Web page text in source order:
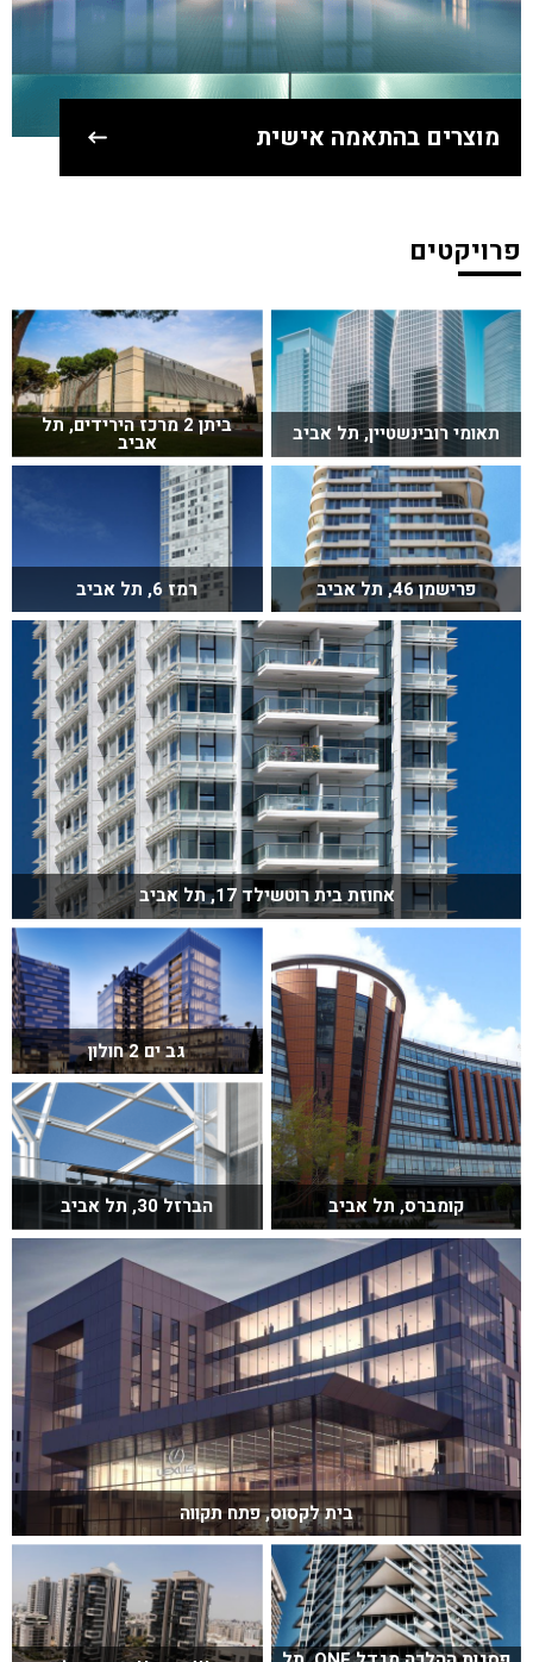
מוצרים בהתאמה אישית
פרויקטים
תאומי רובינשטיין, תל אביב
פרישמן 46, תל אביב
ביתן 2 מרכז הירידים, תל
אביב
רמז 6, תל אביב
אחוזת בית רוטשילד 17, תל אביב
קומברס, תל אביב
בית לקסוס, פתח תקווה
גב ים 2 חולון
הברזל 30, תל אביב